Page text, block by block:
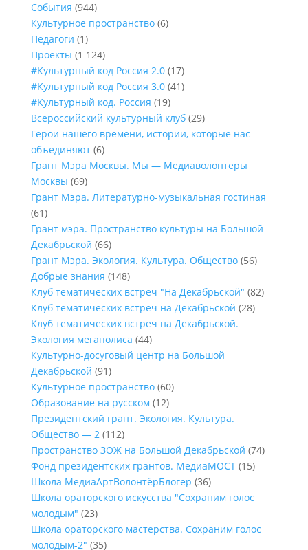
События (944)
Культурное пространство(6)
Педагоги (1)
Проекты (1 124)
#Культурный код Россия 2.0(17)
#Культурный код Россия 3.0(41)
#Культурный код. Россия (19)
Всероссийский культурный клуб(29)
Герои нашего времени, истории, которые нас
объединяют(6)
Грант Мэра Москвы. Мы — Медиаволонтеры
Москвы (69)
Грант Мэра. Литературно-музыкальная гостиная
(61)
Грант мэра. Пространство культуры на Большой
Декабрьской (66)
Грант Мэра. Экология. Культура. Общество(56)
Добрые знания (148)
Клуб тематических встреч "На Декабрьской" (82)
Клуб тематических встреч на Декабрьской (28)
Клуб тематических встреч на Декабрьской.
Экология мегаполиса (44)
Культурно-досуговый центр на Большой
Декабрьской (91)
Культурное пространство(60)
Образование на русском (12)
Президентский грант. Экология. Культура.
Общество — 2(112)
Пространство ЗОЖ на Большой Декабрьской (74)
Фонд президентских грантов. МедиаМОСТ(15)
Школа МедиаАртВолонтёрБлогер (36)
Школа ораторского искусства "Сохраним голос
молодым" (23)
Школа ораторского мастерства. Сохраним голос
молодым-2" (35)